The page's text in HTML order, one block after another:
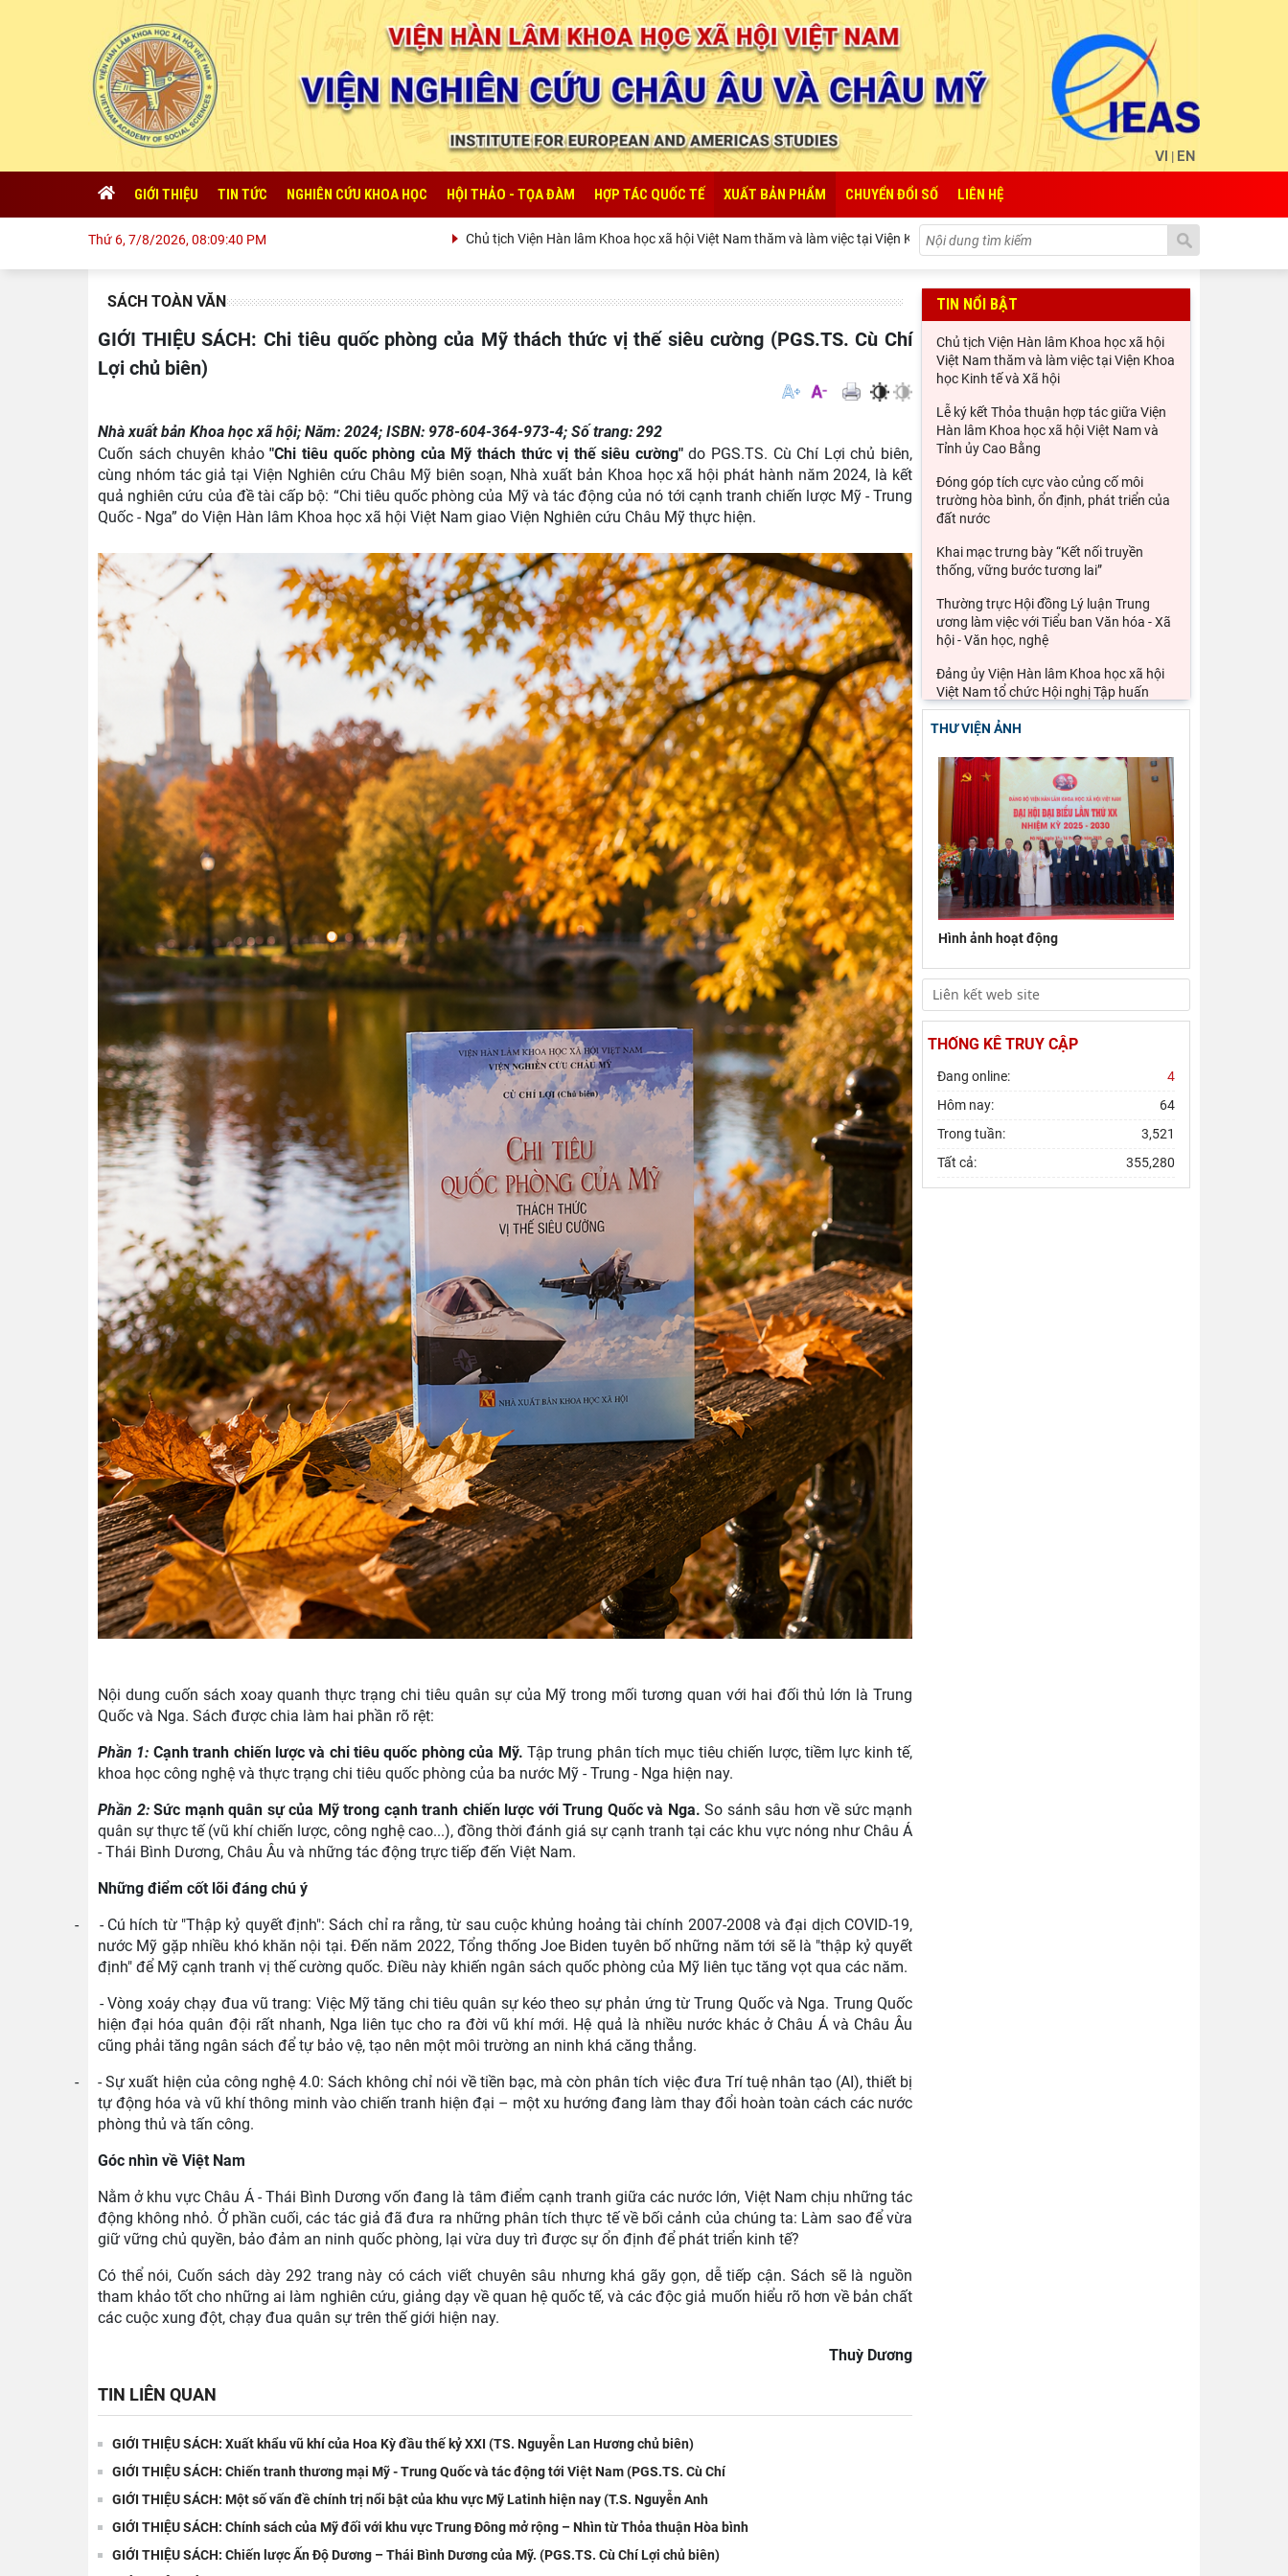
VI | EN
GIỚI THIỆU TIN TỨC NGHIÊN CỨU KHOA HỌC HỘI THẢO - TỌA ĐÀM HỢP TÁC QUỐC TẾ XUẤT BẢN PHẨM CHUYỂN ĐỔI SỐ LIÊN HỆ
Thứ 6, 7/8/2026, 08:09:41 PM Chủ tịch Viện Hàn lâm Khoa học xã hội Việt Nam thăm và làm việc tại Viện Khoa học Kinh tế và Xã hội Quốc gia Lào Lễ ký kết Thỏa thuận
SÁCH TOÀN VĂN
GIỚI THIỆU SÁCH: Chi tiêu quốc phòng của Mỹ thách thức vị thế siêu cường (PGS.TS. Cù Chí
Lợi chủ biên)
Nhà xuất bản Khoa học xã hội; Năm: 2024; ISBN: 978-604-364-973-4; Số trang: 292
Cuốn sách chuyên khảo"Chi tiêu quốc phòng của Mỹ thách thức vị thế siêu cường"do PGS.TS. Cù Chí Lợi chủ biên,
cùng nhóm tác giả tại Viện Nghiên cứu Châu Mỹ biên soạn, Nhà xuất bản Khoa học xã hội phát hành năm 2024, là kết
quả nghiên cứu của đề tài cấp bộ: “Chi tiêu quốc phòng của Mỹ và tác động của nó tới cạnh tranh chiến lược Mỹ - Trung
Quốc - Nga” do Viện Hàn lâm Khoa học xã hội Việt Nam giao Viện Nghiên cứu Châu Mỹ thực hiện.
Nội dung cuốn sách xoay quanh thực trạng chi tiêu quân sự của Mỹ trong mối tương quan với hai đối thủ lớn là Trung
Quốc và Nga. Sách được chia làm hai phần rõ rệt:
Phần 1: Cạnh tranh chiến lược và chi tiêu quốc phòng của Mỹ. Tập trung phân tích mục tiêu chiến lược, tiềm lực kinh tế,
khoa học công nghệ và thực trạng chi tiêu quốc phòng của ba nước Mỹ - Trung - Nga hiện nay.
Phần 2: Sức mạnh quân sự của Mỹ trong cạnh tranh chiến lược với Trung Quốc và Nga. So sánh sâu hơn về sức mạnh
quân sự thực tế (vũ khí chiến lược, công nghệ cao...), đồng thời đánh giá sự cạnh tranh tại các khu vực nóng như Châu Á
- Thái Bình Dương, Châu Âu và những tác động trực tiếp đến Việt Nam.
Những điểm cốt lõi đáng chú ý
-- Cú hích từ "Thập kỷ quyết định": Sách chỉ ra rằng, từ sau cuộc khủng hoảng tài chính 2007-2008 và đại dịch COVID-19,
nước Mỹ gặp nhiều khó khăn nội tại. Đến năm 2022, Tổng thống Joe Biden tuyên bố những năm tới sẽ là "thập kỷ quyết
định" để Mỹ cạnh tranh vị thế cường quốc. Điều này khiến ngân sách quốc phòng của Mỹ liên tục tăng vọt qua các năm.
- Vòng xoáy chạy đua vũ trang: Việc Mỹ tăng chi tiêu quân sự kéo theo sự phản ứng từ Trung Quốc và Nga. Trung Quốc
hiện đại hóa quân đội rất nhanh, Nga liên tục cho ra đời vũ khí mới. Hệ quả là nhiều nước khác ở Châu Á và Châu Âu
cũng phải tăng ngân sách để tự bảo vệ, tạo nên một môi trường an ninh khá căng thẳng.
--Sự xuất hiện của công nghệ 4.0: Sách không chỉ nói về tiền bạc, mà còn phân tích việc đưa Trí tuệ nhân tạo (AI), thiết bị
tự động hóa và vũ khí thông minh vào chiến tranh hiện đại – một xu hướng đang làm thay đổi hoàn toàn cách các nước
phòng thủ và tấn công.
Góc nhìn về Việt Nam
Nằm ở khu vực Châu Á - Thái Bình Dương vốn đang là tâm điểm cạnh tranh giữa các nước lớn, Việt Nam chịu những tác
động không nhỏ. Ở phần cuối, các tác giả đã đưa ra những phân tích thực tế về bối cảnh của chúng ta: Làm sao để vừa
giữ vững chủ quyền, bảo đảm an ninh quốc phòng, lại vừa duy trì được sự ổn định để phát triển kinh tế?
Có thể nói, Cuốn sách dày 292 trang này có cách viết chuyên sâu nhưng khá gãy gọn, dễ tiếp cận. Sách sẽ là nguồn
tham khảo tốt cho những ai làm nghiên cứu, giảng dạy về quan hệ quốc tế, và các độc giả muốn hiểu rõ hơn về bản chất
các cuộc xung đột, chạy đua quân sự trên thế giới hiện nay.
Thuỳ Dương
TIN LIÊN QUAN
GIỚI THIỆU SÁCH: Xuất khẩu vũ khí của Hoa Kỳ đầu thế kỷ XXI (TS. Nguyễn Lan Hương chủ biên)
GIỚI THIỆU SÁCH: Chiến tranh thương mại Mỹ - Trung Quốc và tác động tới Việt Nam (PGS.TS. Cù Chí
GIỚI THIỆU SÁCH: Một số vấn đề chính trị nổi bật của khu vực Mỹ Latinh hiện nay (T.S. Nguyễn Anh
GIỚI THIỆU SÁCH: Chính sách của Mỹ đối với khu vực Trung Đông mở rộng – Nhìn từ Thỏa thuận Hòa bình
GIỚI THIỆU SÁCH: Chiến lược Ấn Độ Dương – Thái Bình Dương của Mỹ. (PGS.TS. Cù Chí Lợi chủ biên)
TIN NỔI BẬT
Chủ tịch Viện Hàn lâm Khoa học xã hội
Việt Nam thăm và làm việc tại Viện Khoa
học Kinh tế và Xã hội
Lễ ký kết Thỏa thuận hợp tác giữa Viện
Hàn lâm Khoa học xã hội Việt Nam và
Tỉnh ủy Cao Bằng
Đóng góp tích cực vào củng cố môi
trường hòa bình, ổn định, phát triển của
đất nước
Khai mạc trưng bày “Kết nối truyền
thống, vững bước tương lai”
Thường trực Hội đồng Lý luận Trung
ương làm việc với Tiểu ban Văn hóa - Xã
hội - Văn học, nghệ
Đảng ủy Viện Hàn lâm Khoa học xã hội
Việt Nam tổ chức Hội nghị Tập huấn
nghiệp vụ công tác kiểm
với Iran đến an ninh chuỗi cung ứng và
kinh tế vĩ mô của
Lý thuyết thực hành của các học giả
phương Tây và khả năng ứng dụng vào
phát triển du lịch cộng
Đoàn công tác Viện Nghiên cứu Châu Âu
và Châu Mỹ khảo sát thực tế tại thành
phố Hồ Chí Minh
văn hóa Lê Quý Đôn - Di sản và giá trị
thời đại”
THƯ VIỆN ẢNH
Hình ảnh hoạt động
THỐNG KÊ TRUY CẬP
Đang online:
4
Hôm nay:
64
Trong tuần:
3,521
Tất cả:
355,280